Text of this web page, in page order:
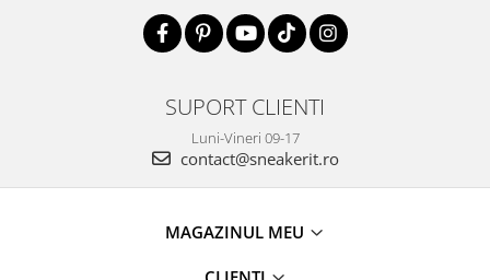
SUPORT CLIENTI
Luni-Vineri 09-17
contact@sneakerit.ro
MAGAZINUL MEU